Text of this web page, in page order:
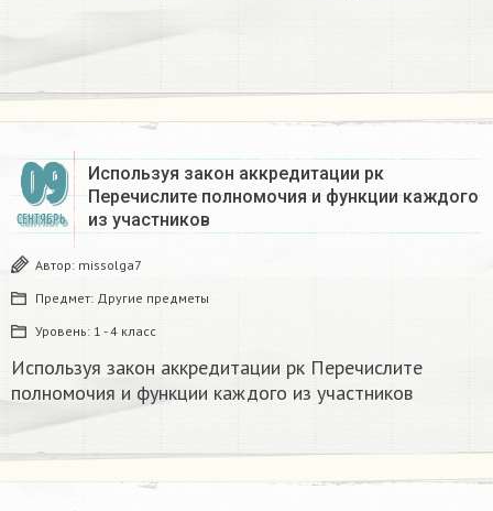
09
СЕНТЯБРЬ
Используя закон аккредитации рк
Перечислите полномочия и функции каждого
из участников ​
Автор: missolga7
Предмет: Другие предметы
Уровень: 1 - 4 класс
Используя закон аккредитации рк Перечислите
полномочия и функции каждого из участников ​